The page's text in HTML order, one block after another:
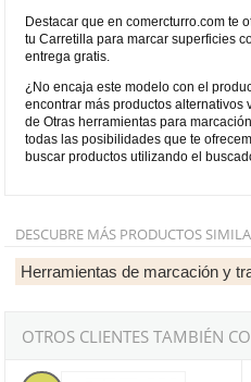
Destacar que en comercturro.com te
tu Carretilla para marcar superficies
entrega gratis.
¿No encaja este modelo con el
encontrar más productos alternativos
de Otras herramientas para
todas las posibilidades que te
buscar productos utilizando el
DESCUBRE MÁS PRODUCTOS
Herramientas de marcación y
OTROS CLIENTES TAMBIÉN
Tampón de 6 cifras para acero y